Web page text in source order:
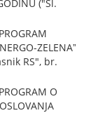
("Sl.
ZELENAˮ
RS", br.
O